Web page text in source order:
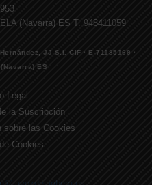
(Navarra) ES T. 948411059
JJ S.I. CIF · E-71185169 ·
ES
Legal
la Suscripción
sobre las Cookies
Cookies